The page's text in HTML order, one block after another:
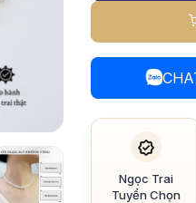
Ngọc Trai
Tuyển Chọn